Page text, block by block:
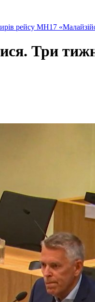
рейсу МН17
Три